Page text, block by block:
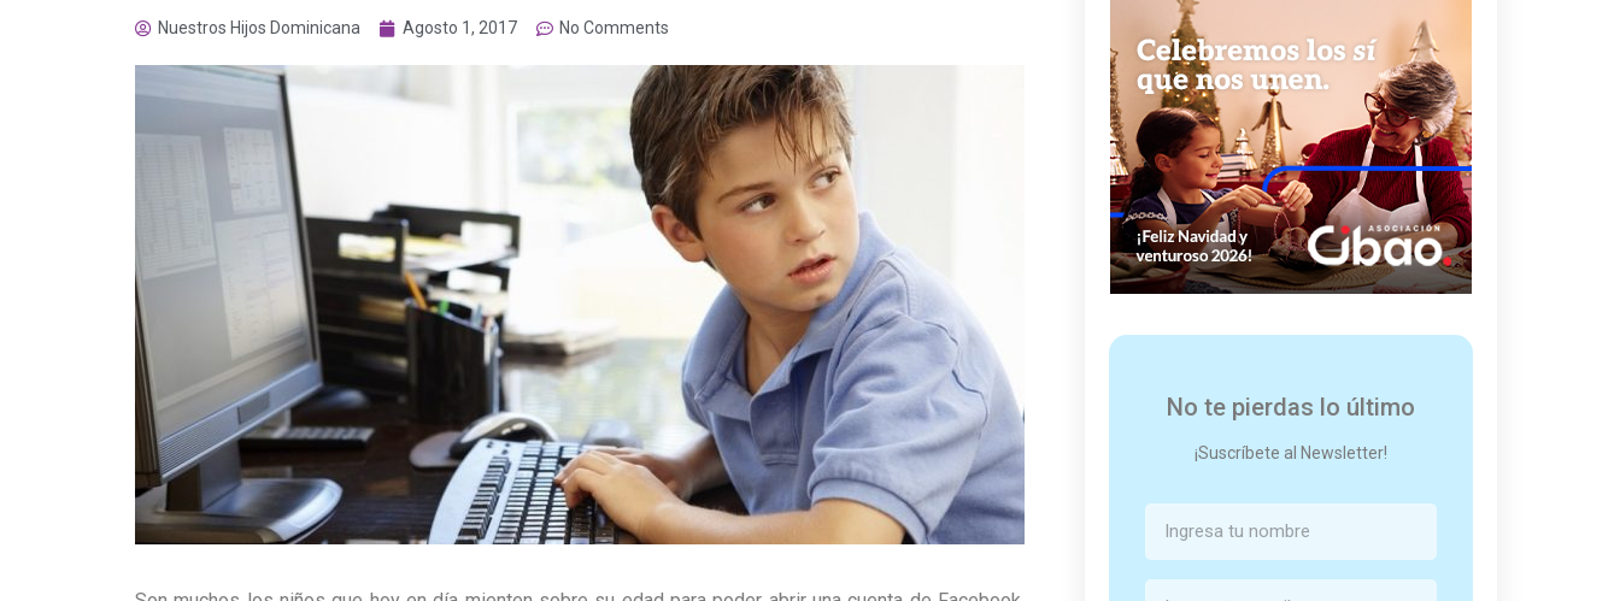
Nuestros Hijos Dominicana Agosto 1, 2017 No Comments
No te pierdas lo último
¡Suscríbete al Newsletter!